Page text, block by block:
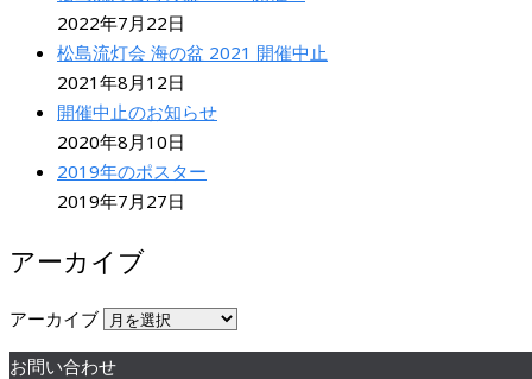
2022年7月22日
松島流灯会 海の盆 2021 開催中止
2021年8月12日
開催中止のお知らせ
2020年8月10日
2019年のポスター
2019年7月27日
アーカイブ
アーカイブ
お問い合わせ